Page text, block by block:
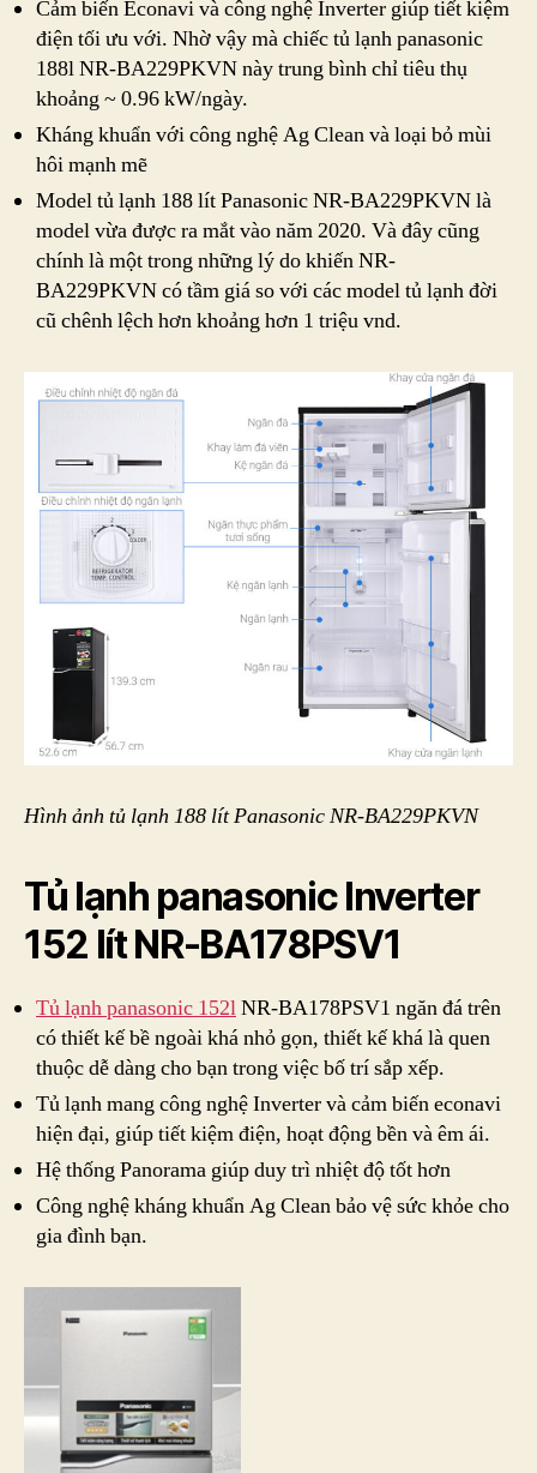
Cảm biến Econavi và công nghệ Inverter giúp tiết kiệm
điện tối ưu với. Nhờ vậy mà chiếc tủ lạnh panasonic
188l NR-BA229PKVN này trung bình chỉ tiêu thụ
khoảng ~ 0.96 kW/ngày.
Kháng khuẩn với công nghệ Ag Clean và loại bỏ mùi
hôi mạnh mẽ
Model tủ lạnh 188 lít Panasonic NR-BA229PKVN là
model vừa được ra mắt vào năm 2020. Và đây cũng
chính là một trong những lý do khiến NR-
BA229PKVN có tầm giá so với các model tủ lạnh đời
cũ chênh lệch hơn khoảng hơn 1 triệu vnd.
Hình ảnh tủ lạnh 188 lít Panasonic NR-BA229PKVN
Tủ lạnh panasonic Inverter
152 lít NR-BA178PSV1
Tủ lạnh panasonic 152lNR-BA178PSV1 ngăn đá trên
có thiết kế bề ngoài khá nhỏ gọn, thiết kế khá là quen
thuộc dễ dàng cho bạn trong việc bố trí sắp xếp.
Tủ lạnh mang công nghệ Inverter và cảm biến econavi
hiện đại, giúp tiết kiệm điện, hoạt động bền và êm ái.
Hệ thống Panorama giúp duy trì nhiệt độ tốt hơn
Công nghệ kháng khuẩn Ag Clean bảo vệ sức khỏe cho
gia đình bạn.